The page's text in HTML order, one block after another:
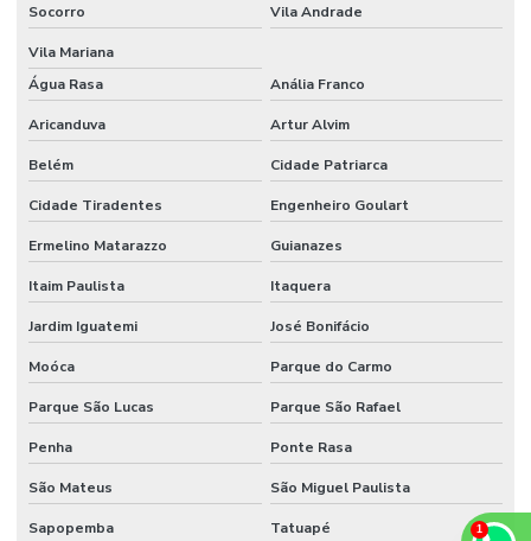
Socorro Vila Andrade
Vila Mariana
Água Rasa
Anália Franco
Aricanduva Artur Alvim
Belém Cidade Patriarca
Cidade Tiradentes Engenheiro Goulart
Ermelino Matarazzo Guianazes
Itaim Paulista Itaquera
Jardim Iguatemi José Bonifácio
Moóca Parque do Carmo
Parque São Lucas Parque São Rafael
Penha Ponte Rasa
São Mateus São Miguel Paulista
Sapopemba Tatuapé